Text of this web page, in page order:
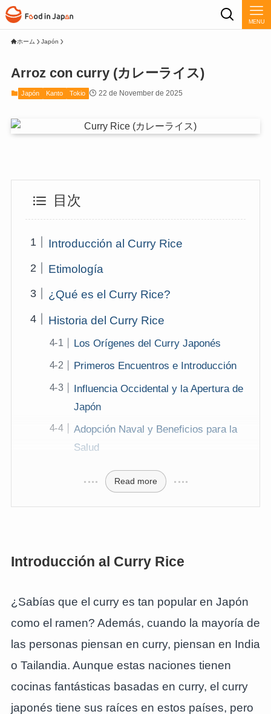
MENU
ホーム Japón
Arroz con curry (カレーライス)
Japón Kanto Tokio 22 de November de 2025
目次
Introducción al Curry Rice
Etimología
¿Qué es el Curry Rice?
Historia del Curry Rice
Los Orígenes del Curry Japonés
Primeros Encuentros e Introducción
Influencia Occidental y la Apertura de
Japón
Adopción Naval y Beneficios para la
Salud
Read more
Introducción al Curry Rice
¿Sabías que el curry es tan popular en Japón
como el ramen? Además, cuando la mayoría de
las personas piensan en curry, piensan en India
o Tailandia. Aunque estas naciones tienen
cocinas fantásticas basadas en curry, el curry
japonés tiene sus raíces en estos países, pero